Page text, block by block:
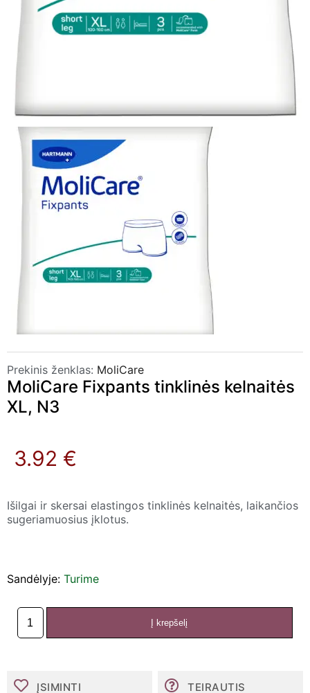
Prekinis ženklas: MoliCare
MoliCare Fixpants tinklinės kelnaitės
XL, N3
3.92 €
Išilgai ir skersai elastingos tinklinės kelnaitės, laikančios
sugeriamuosius įklotus.
Sandėlyje: Turime
produkto
kiekis:
tinklinės
Į krepšelį
ĮSIMINTI TEIRAUTIS